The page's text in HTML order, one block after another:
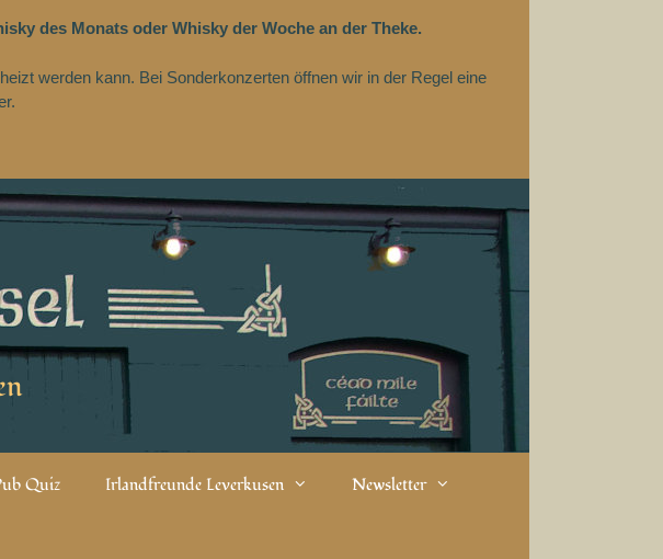
des Monats oder Whisky der Woche an der Theke.
werden kann. Bei Sonderkonzerten öffnen wir in der Regel eine
Quiz Irlandfreunde Leverkusen Newsletter